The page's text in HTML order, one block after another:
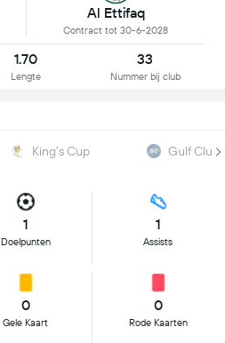
Al Ettifaq
Contract tot 30-6-2028
1.70
Lengte
33
Nummer bij club
King's Cup Gulf Club
1
Doelpunten
1
Assists
0
Gele Kaart
0
Rode Kaarten